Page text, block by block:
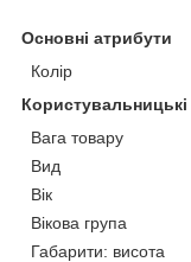
Основні атрибути
Колір
Вага товару
Вид
Вік
Вікова група
Габарити: висота